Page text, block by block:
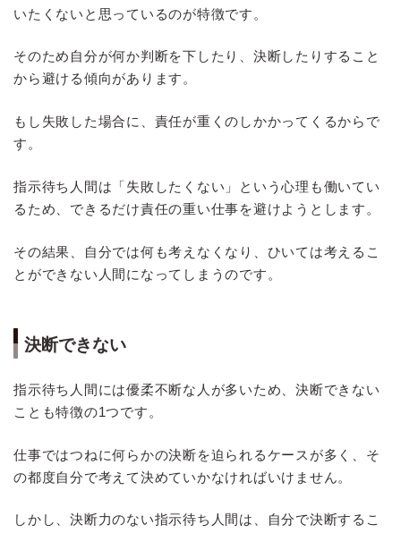
いたくないと思っているのが特徴です。
そのため自分が何か判断を下したり、決断したりすること
から避ける傾向があります。
もし失敗した場合に、責任が重くのしかかってくるからで
す。
指示待ち人間は「失敗したくない」という心理も働いてい
るため、できるだけ責任の重い仕事を避けようとします。
その結果、自分では何も考えなくなり、ひいては考えるこ
とができない人間になってしまうのです。
決断できない
指示待ち人間には優柔不断な人が多いため、決断できない
ことも特徴の1つです。
仕事ではつねに何らかの決断を迫られるケースが多く、そ
の都度自分で考えて決めていかなければいけません。
しかし、決断力のない指示待ち人間は、自分で決断するこ